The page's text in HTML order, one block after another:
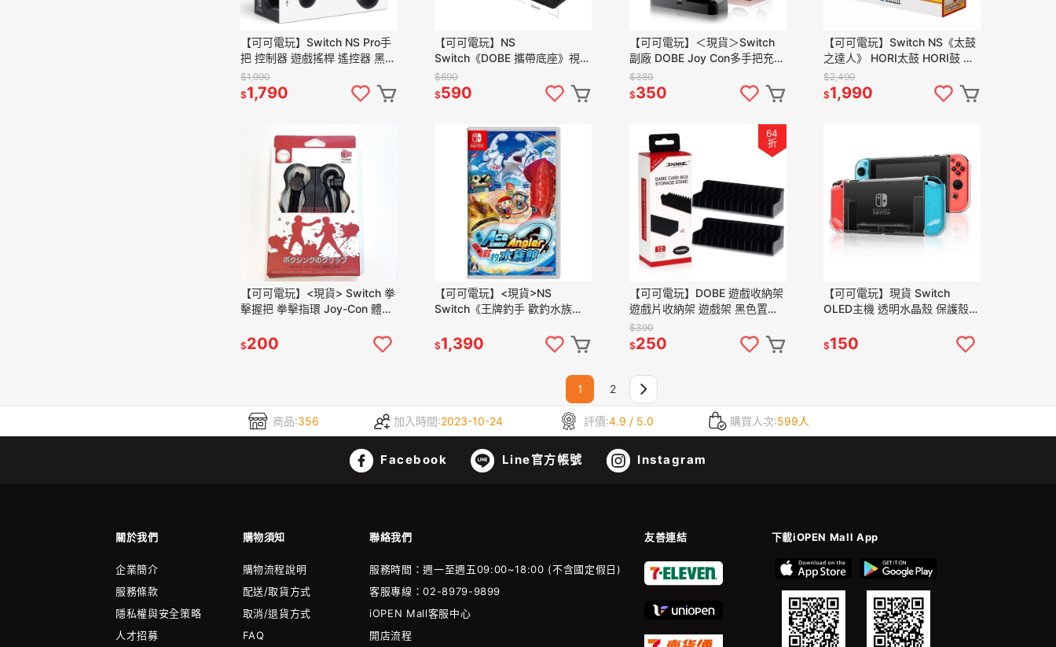
【可可電玩】Switch NS Pro手
把 控制器 遊戲搖桿 遙控器 黑色
HAC-013 台灣公司貨
$1,990
$1,790
【可可電玩】NS
Switch《DOBE 攜帶底座》視訊
轉換底座 切換TV模式 主機充電
螢幕轉換
$690
$590
【可可電玩】＜現貨＞Switch
副廠 DOBE Joy Con多手把充電
座 PRO手把 四手充電器底座
$380
$350
【可可電玩】Switch NS《太鼓
之達人》 HORI太鼓 HORI鼓 太
鼓 打鼓 鼓棒
$2,490
$1,990
【可可電玩】<現貨> Switch 拳
擊握把 拳擊指環 Joy-Con 體感
擊
$200
【可可電玩】<現貨>NS
Switch《王牌釣手 歡釣水族
釣魚 釣竿控制器
$1,390
64
折
【可可電玩】DOBE 遊戲收納架
遊戲片收納架 遊戲架 黑色置物
架 遊戲收納 24個遊戲片 TNS-
857
$390
$250
【可可電玩】現貨 Switch
OLED主機 透明水晶殼 保護殼
式 硬殼 TPU 軟殼
$150
1 2
商品:356 加入時間:2023-10-24 評價:4.9 / 5.0 購買人次:599人
Facebook Line官方帳號 Instagram
關於我們 購物須知 聯絡我們 友善連結 下載iOPEN Mall App
企業簡介
服務條款
隱私權與安全策略
人才招募
購物流程說明
配送/取貨方式
取消/退貨方式
FAQ
服務時間：週一至週五09:00~18:00 (不含國定假日)
客服專線：02-8979-9899
iOPEN Mall客服中心
開店流程